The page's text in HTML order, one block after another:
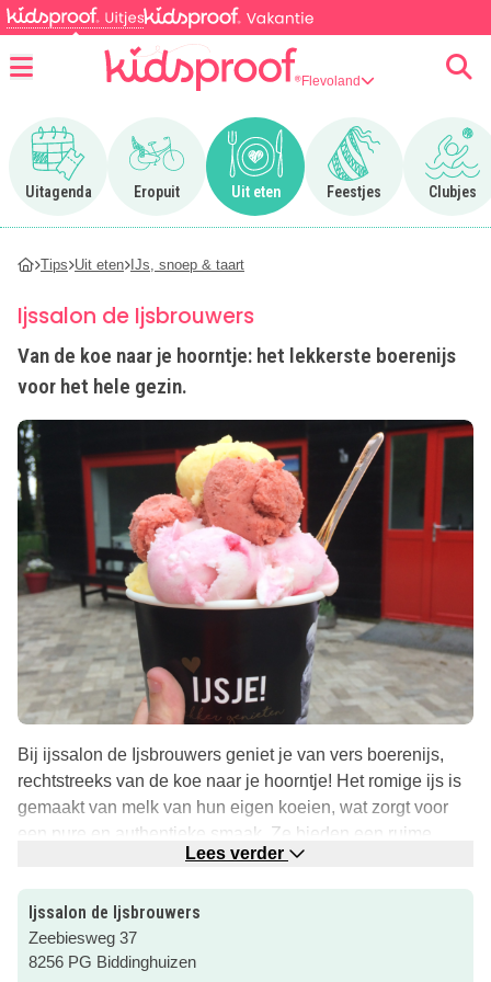
Flevoland
Uitagenda
Ga naar Uitagenda
Eropuit
Ga naar Eropuit
Uit eten
Ga naar Uit eten
Feestjes
Ga naar Feestjes
Clubjes
Ga
Tips Uit eten IJs, snoep & taart
Ijssalon de Ijsbrouwers
Van de koe naar je hoorntje: het lekkerste boerenijs
voor het hele gezin.
Bij ijssalon de Ijsbrouwers geniet je van vers boerenijs,
rechtstreeks van de koe naar je hoorntje! Het romige ijs is
gemaakt van melk van hun eigen koeien, wat zorgt voor
een pure en authentieke smaak. Ze bieden een ruime
keuze aan smaken, maar je kunt ook je eigen smaak op
maat laten maken. Dit maakt het een perfect uitje voor het
hele gezin!
Ijssalon de Ijsbrouwers zorgt ervoor dat hun ijs niet alleen
Lees verder
Ijssalon de Ijsbrouwers
Zeebiesweg 37
8256 PG Biddinghuizen